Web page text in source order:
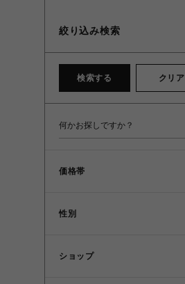
絞り込み検索
検索する クリア
価格帯
性別
ショップ